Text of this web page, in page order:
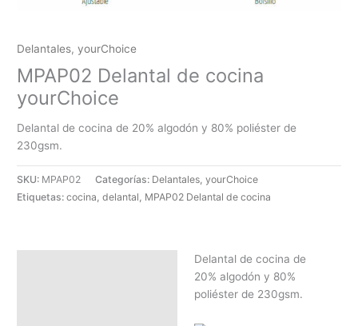
Delantales,yourChoice
MPAP02 Delantal de cocina
yourChoice
Delantal de cocina de 20% algodón y 80% poliéster de
230gsm.
SKU: MPAP02 Categorías: Delantales,yourChoice
Etiquetas:cocina,delantal, MPAP02 Delantal de cocina
Delantal de cocina de
20% algodón y 80%
poliéster de 230gsm.